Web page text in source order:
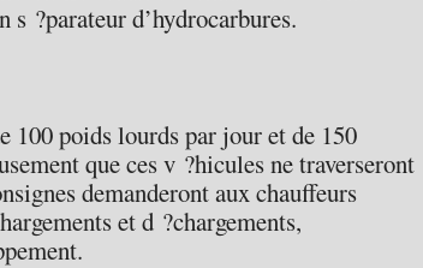
?parateur d’hydrocarbures.
100 poids lourds par jour et de 150
que ces v ?hicules ne traverseront
demanderont aux chauffeurs
et d ?chargements,